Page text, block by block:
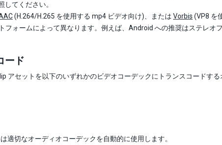
してください。
(H.264/H.265 を使用する mp4 ビデオ向け)、または Vorbis (VP8 を
フォームによって異なります。例えば、Android への推奨はステレオ
ード
アセットを以下のいずれかのビデオコーデックにトランスコードする
適切なオーディオコーデックを自動的に使用します。